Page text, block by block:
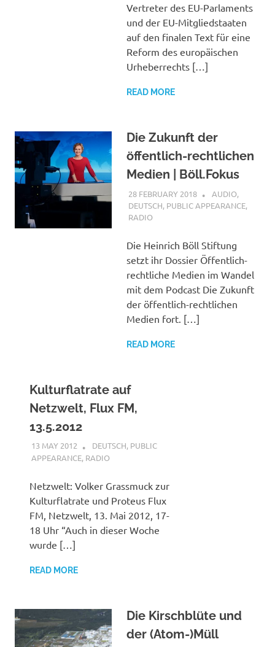
Vertreter des EU-Parlaments
und der EU-Mitgliedstaaten
auf den finalen Text für eine
Reform des europäischen
Urheberrechts […]
READ MORE
Die Zukunft der
öffentlich-rechtlichen
Medien | Böll.Fokus
28 FEBRUARY 2018 VGRASS
AUDIO,
DEUTSCH, PUBLIC APPEARANCE,
RADIO
Die Heinrich Böll Stiftung
setzt ihr Dossier Öffentlich-
rechtliche Medien im Wandel
mit dem Podcast Die Zukunft
der öffentlich-rechtlichen
Medien fort. […]
READ MORE
Kulturflatrate auf
Netzwelt, Flux FM,
13.5.2012
13 MAY 2012 VGRASS
DEUTSCH, PUBLIC
APPEARANCE, RADIO
Netzwelt: Volker Grassmuck zur
Kulturflatrate und Proteus Flux
FM, Netzwelt, 13. Mai 2012, 17-
18 Uhr “Auch in dieser Woche
wurde […]
READ MORE
Die Kirschblüte und
der (Atom-)Müll